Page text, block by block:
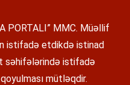
PORTALI” MMC. Müəllif
istifadə etdikdə istinad
səhifələrində istifadə
mütləqdir.